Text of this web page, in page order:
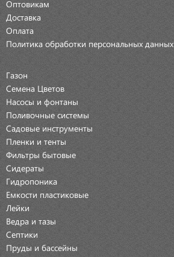
Оптовикам
Доставка
Оплата
Политика обработки персональных данных
Газон
Семена Цветов
Насосы и фонтаны
Поливочные системы
Садовые инструменты
Пленки и тенты
Фильтры бытовые
Сидераты
Гидропоника
Емкости пластиковые
Лейки
Ведра и тазы
Септики
Пруды и бассейны